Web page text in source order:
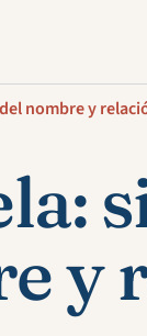
nombre y
y